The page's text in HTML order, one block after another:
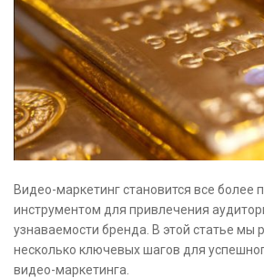
Видео-маркетинг становится все более
инструментом для привлечения
узнаваемости бренда. В этой статье мы
несколько ключевых шагов для
видео-маркетинга.